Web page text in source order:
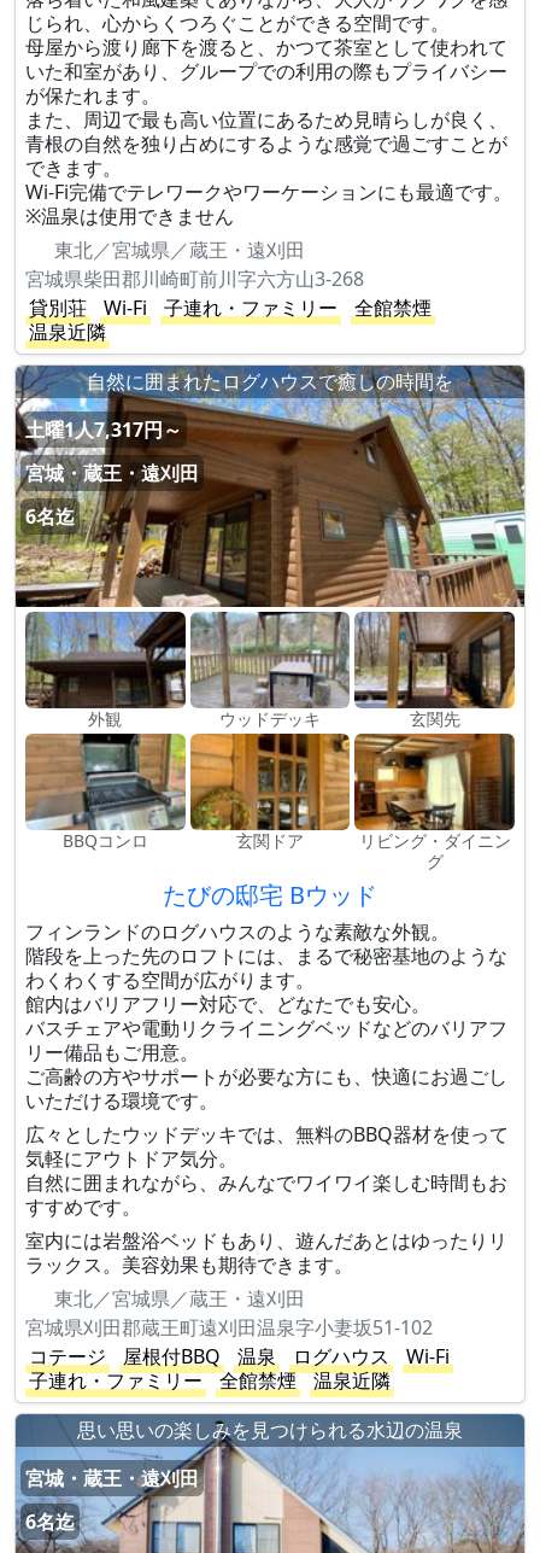
じられ、心からくつろぐことができる空間です。
母屋から渡り廊下を渡ると、かつて茶室として使われて
いた和室があり、グループでの利用の際もプライバシー
が保たれます。
また、周辺で最も高い位置にあるため見晴らしが良く、
青根の自然を独り占めにするような感覚で過ごすことが
できます。
Wi-Fi完備でテレワークやワーケーションにも最適です。
※温泉は使用できません
東北／宮城県／蔵王・遠刈田
宮城県柴田郡川崎町前川字六方山3-268
貸別荘
Wi-Fi 子連れ・ファミリー
全館禁煙
温泉近隣
自然に囲まれたログハウスで癒しの時間を
土曜1人7,317円～
宮城・蔵王・遠刈田
6名迄
外観 ウッドデッキ 玄関先
BBQコンロ 玄関ドア
リビング・ダイニン
グ
たびの邸宅 Bウッド
フィンランドのログハウスのような素敵な外観。
階段を上った先のロフトには、まるで秘密基地のような
わくわくする空間が広がります。
館内はバリアフリー対応で、どなたでも安心。
バスチェアや電動リクライニングベッドなどのバリアフ
リー備品もご用意。
ご高齢の方やサポートが必要な方にも、快適にお過ごし
いただける環境です。
広々としたウッドデッキでは、無料のBBQ器材を使って
気軽にアウトドア気分。
自然に囲まれながら、みんなでワイワイ楽しむ時間もお
すすめです。
室内には岩盤浴ベッドもあり、遊んだあとはゆったりリ
ラックス。美容効果も期待できます。
東北／宮城県／蔵王・遠刈田
宮城県刈田郡蔵王町遠刈田温泉字小妻坂51-102
コテージ
屋根付BBQ 温泉 ログハウス
Wi-Fi
子連れ・ファミリー
全館禁煙
温泉近隣
思い思いの楽しみを見つけられる水辺の温泉
宮城・蔵王・遠刈田
6名迄